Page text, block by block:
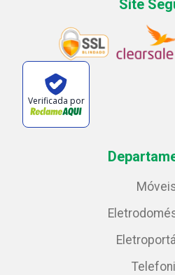
Site
Verificada por